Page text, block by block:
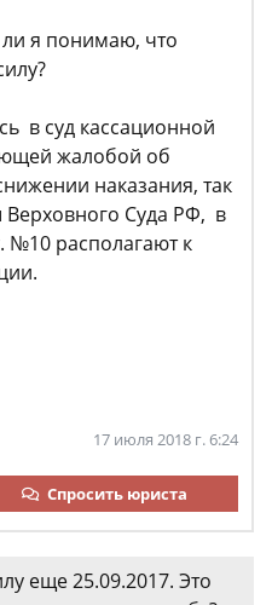
я понимаю, что
в суд кассационной
жалобой об
наказания, так
Верховного Суда РФ, в
№10 располагают к
17 июля 2018 г. 6:24
Спросить юриста
еще 25.09.2017. Это